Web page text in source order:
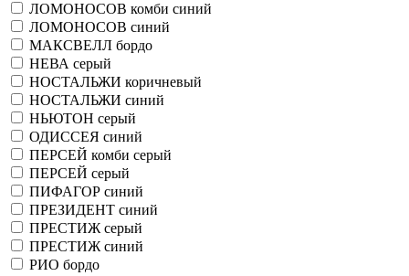
ЛОМОНОСОВ комби синий
ЛОМОНОСОВ синий
МАКСВЕЛЛ бордо
НЕВА серый
НОСТАЛЬЖИ коричневый
НОСТАЛЬЖИ синий
НЬЮТОН серый
ОДИССЕЯ синий
ПЕРСЕЙ комби серый
ПЕРСЕЙ серый
ПИФАГОР синий
ПРЕЗИДЕНТ синий
ПРЕСТИЖ серый
ПРЕСТИЖ синий
РИО бордо